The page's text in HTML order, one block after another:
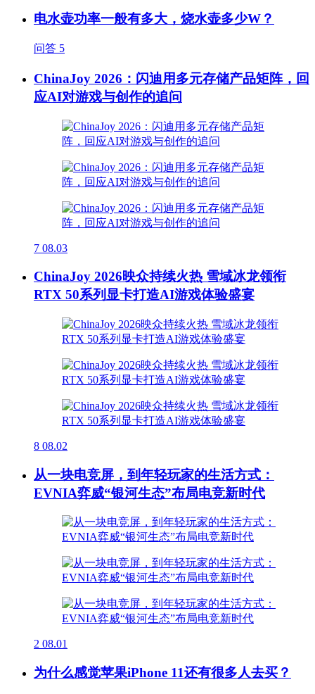
电水壶功率一般有多大，烧水壶多少W？
问答 5
ChinaJoy 2026：闪迪用多元存储产品矩阵，回
应AI对游戏与创作的追问
7 08.03
ChinaJoy 2026映众持续火热 雪域冰龙领衔
RTX 50系列显卡打造AI游戏体验盛宴
8 08.02
从一块电竞屏，到年轻玩家的生活方式：
EVNIA弈威“银河生态”布局电竞新时代
2 08.01
为什么感觉苹果iPhone 11还有很多人去买？